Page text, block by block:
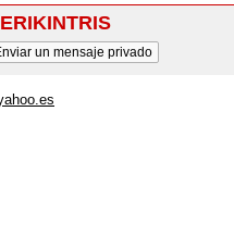
un mensaje privado